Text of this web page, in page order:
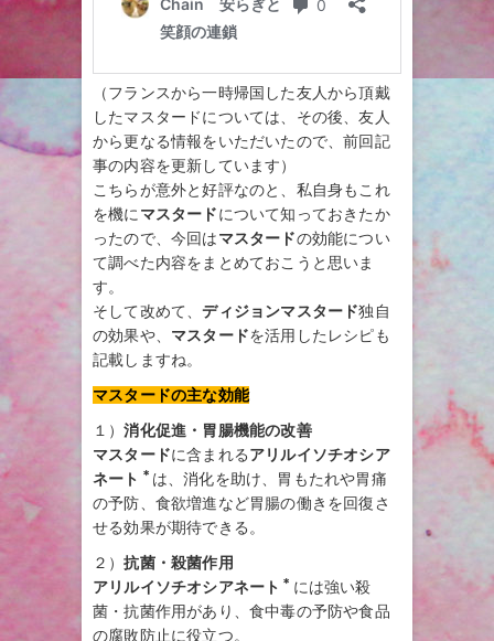
（フランスから一時帰国した友人から頂戴
したマスタードについては、その後、友人
から更なる情報をいただいたので、前回記
事の内容を更新しています）
こちらが意外と好評なのと、私自身もこれ
を機にマスタードについて知っておきたか
ったので、今回はマスタードの効能につい
て調べた内容をまとめておこうと思いま
す。
そして改めて、ディジョンマスタード独自
の効果や、 マスタードを活用したレシピも
記載しますね。
マスタードの主な効能
１）消化促進・胃腸機能の改善
マスタードに含まれるアリルイソチオシア
ネート ＊ は、消化を助け、胃もたれや胃痛
の予防、食欲増進など胃腸の働きを回復さ
せる効果が期待できる。
２）抗菌・殺菌作用
アリルイソチオシアネート ＊ には強い殺
菌・抗菌作用があり、食中毒の予防や食品
の腐敗防止に役立つ。